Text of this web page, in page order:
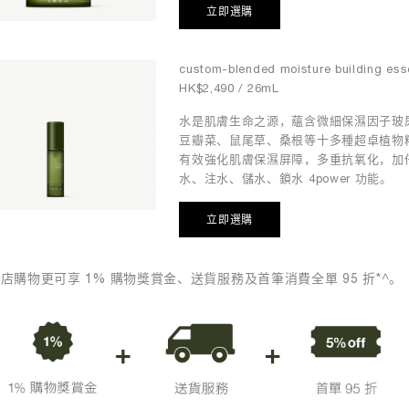
立即選購
custom-blended moisture building
HK$2,490 / 26mL
水是肌膚生命之源，蘊含微細保濕因子玻
豆瓣菜、鼠尾草、桑根等十多種超卓植物
有效強化肌膚保濕屏障，多重抗氧化，加
水、注水、儲水、鎖水 4power 功能。
立即選購
購物更可享 1% 購物獎賞金、送貨服務及首筆消費全單 95 折*^。